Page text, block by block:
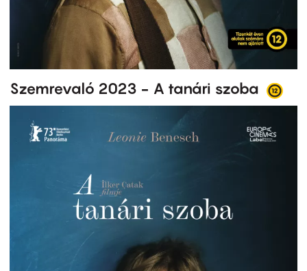
Szemrevaló 2023 - A tanári szoba